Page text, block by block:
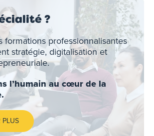
?
formations professionnalisantes
stratégie, digitalisation et
l’humain au cœur de la
PLUS